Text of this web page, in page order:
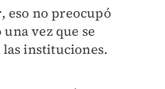
, eso no preocupó
vez que se
las instituciones.